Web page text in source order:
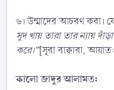
৬। উন্মাদের আচরণ করা।
সুদ খায় তারা তার ন্যায়
করে।”[সূরা বাক্বারা,
কালো জাদুর আলামত: